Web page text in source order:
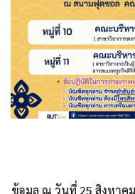
ข้อมูล ณ วันที่ 25 สิงหาค